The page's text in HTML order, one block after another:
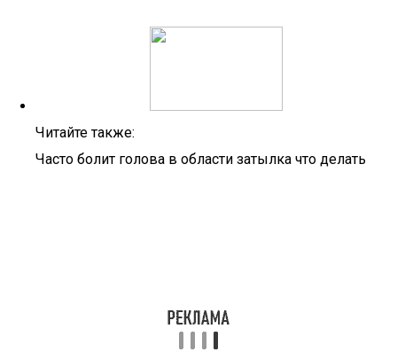
Читайте также:
Часто болит голова в области затылка что делать